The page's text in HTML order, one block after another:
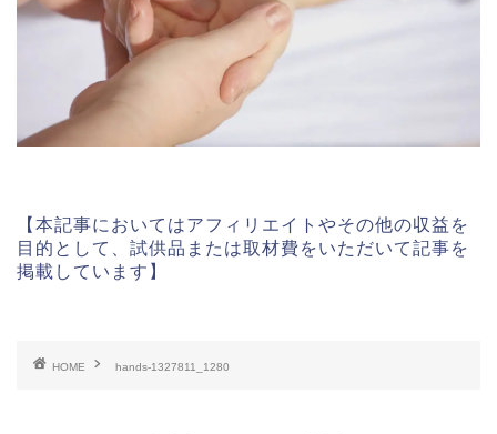
【本記事においてはアフィリエイトやその他の収益を
目的として、試供品または取材費をいただいて記事を
掲載しています】
HOME hands-1327811_1280